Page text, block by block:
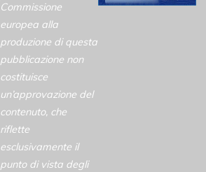
Commissione
europea alla
produzione di questa
pubblicazione non
costituisce
un’approvazione del
contenuto, che
riflette
esclusivamente il
punto di vista degli